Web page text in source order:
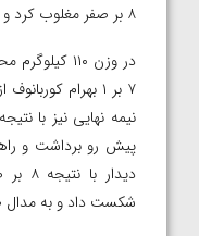
۸ بر صفر مغلوب کرد و به مدال برنز دست یافت.
در وزن ۱۱۰
۷ بر ۱ بهرام
پیش رو برداشت و
شکست داد و به